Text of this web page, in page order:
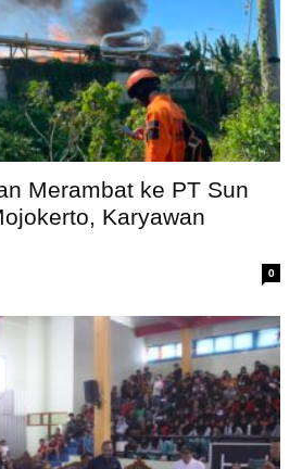
Merambat ke PT Sun
Karyawan
0